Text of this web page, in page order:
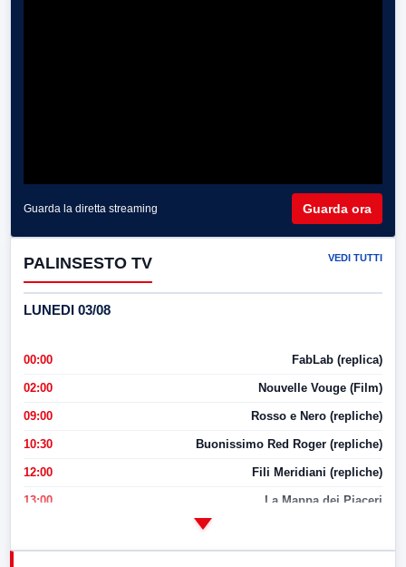
Guarda la diretta streaming Guarda ora
PALINSESTO TV VEDI TUTTI
LUNEDI 03/08
00:00 FabLab (replica)
02:00 Nouvelle Vouge (Film)
09:00 Rosso e Nero (repliche)
10:30 Buonissimo Red Roger (repliche)
12:00 Fili Meridiani (repliche)
13:00 La Mappa dei Piaceri